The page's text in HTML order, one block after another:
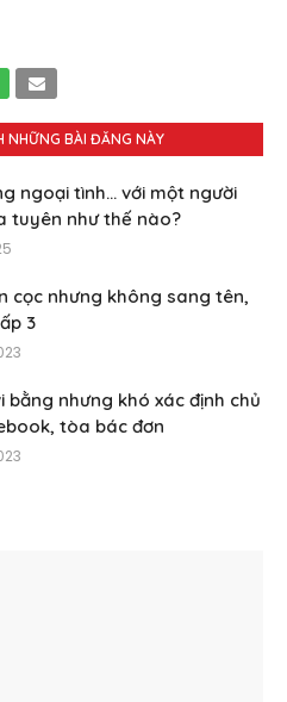
NHỮNG BÀI ĐĂNG NÀY
ngoại tình... với một người
tuyên như thế nào?
cọc nhưng không sang tên,
3
bằng nhưng khó xác định chủ
tòa bác đơn